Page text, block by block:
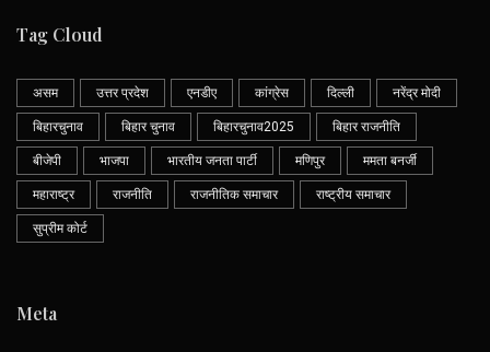
Tag Cloud
असम उत्तर प्रदेश एनडीए कांग्रेस दिल्ली नरेंद्र मोदी
बिहारचुनाव बिहार चुनाव बिहारचुनाव2025 बिहार राजनीति
बीजेपी भाजपा भारतीय जनता पार्टी मणिपुर ममता बनर्जी
महाराष्ट्र राजनीति राजनीतिक समाचार राष्ट्रीय समाचार
सुप्रीम कोर्ट
Meta